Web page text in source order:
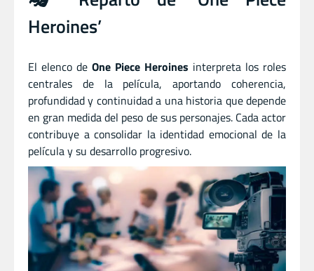
Heroines’
El elenco de One Piece Heroines interpreta los roles
centrales de la película, aportando coherencia,
profundidad y continuidad a una historia que depende
en gran medida del peso de sus personajes. Cada actor
contribuye a consolidar la identidad emocional de la
película y su desarrollo progresivo.